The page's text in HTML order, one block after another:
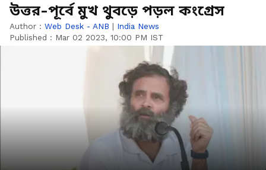
উত্তর-পূর্বে মুখ থুবড়ে পড়ল কংগ্রেস
Author : Web Desk - ANB | India News
Published : Mar 02 2023, 10:00 PM IST